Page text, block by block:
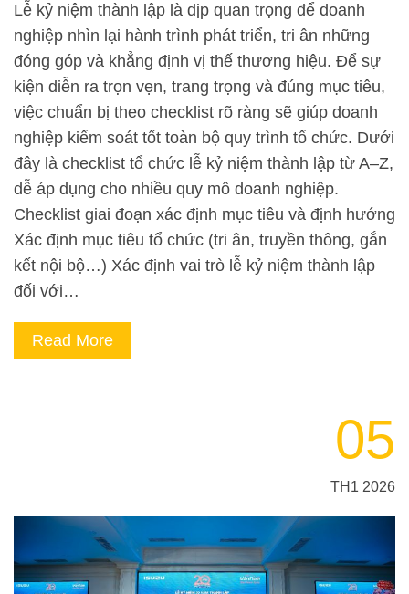
Lễ kỷ niệm thành lập là dịp quan trọng để doanh
nghiệp nhìn lại hành trình phát triển, tri ân những
đóng góp và khẳng định vị thế thương hiệu. Để sự
kiện diễn ra trọn vẹn, trang trọng và đúng mục tiêu,
việc chuẩn bị theo checklist rõ ràng sẽ giúp doanh
nghiệp kiểm soát tốt toàn bộ quy trình tổ chức. Dưới
đây là checklist tổ chức lễ kỷ niệm thành lập từ A–Z,
dễ áp dụng cho nhiều quy mô doanh nghiệp.
Checklist giai đoạn xác định mục tiêu và định hướng
Xác định mục tiêu tổ chức (tri ân, truyền thông, gắn
kết nội bộ…) Xác định vai trò lễ kỷ niệm thành lập
đối với…
Read More
05
TH1 2026